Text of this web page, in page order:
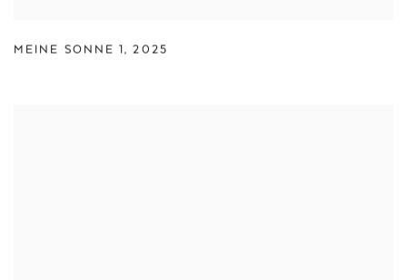
MEINE SONNE 1,2025